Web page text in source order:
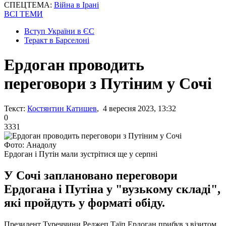
СПЕЦТЕМА: Війна в Ірані
ВСІ ТЕМИ
Вступ України в ЄС
Теракт в Барселоні
Ердоган проводить
переговори з Путіним у Сочі
Текст: Костянтин Катишев, 4 вересня 2023, 13:32
0
3331
Фото: Анадолу
Ердоган і Путін мали зустрітися ще у серпні
У Сочі заплановано переговори
Ердогана і Путіна у "вузькому складі",
які пройдуть у форматі обіду.
Президент Туреччини Реджеп Таїп Ердоган прибув з візитом